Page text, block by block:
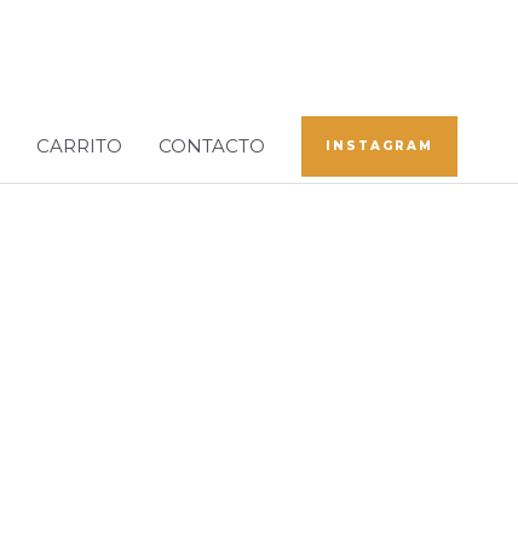
CARRITO CONTACTO INSTAGRAM